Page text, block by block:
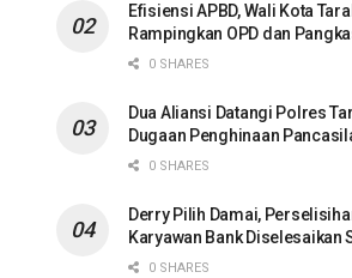
Efisiensi APBD, Wali Kota
Rampingkan OPD dan
0 SHARES
Dua Aliansi Datangi Polres
Dugaan Penghinaan
0 SHARES
Derry Pilih Damai,
Karyawan Bank Diselesaikan
0 SHARES